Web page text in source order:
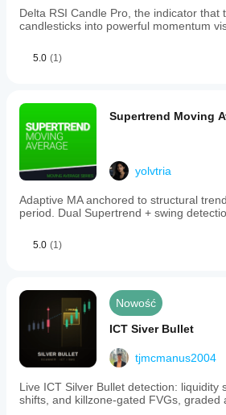
Delta RSI Candle Pro, the indicator that
candlesticks into powerful momentum
5.0 (1)
Supertrend Moving
yolvtria
Adaptive MA anchored to structural
period. Dual Supertrend + swing
5.0 (1)
Nowość
ICT Siver Bullet
tjmcmanus2004
Live ICT Silver Bullet detection: liquidity
shifts, and killzone-gated FVGs, graded